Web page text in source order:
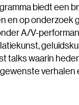
biedt een
en op onderzoek
A/V-
talks waarin
verhalen